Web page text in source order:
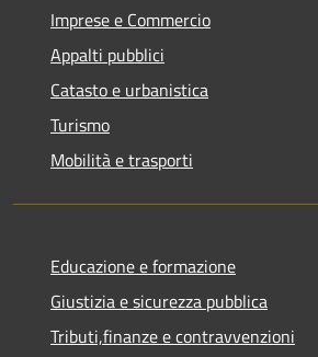
Imprese e Commercio
Appalti pubblici
Catasto e urbanistica
Turismo
Mobilità e trasporti
Educazione e formazione
Giustizia e sicurezza pubblica
Tributi,finanze e contravvenzioni